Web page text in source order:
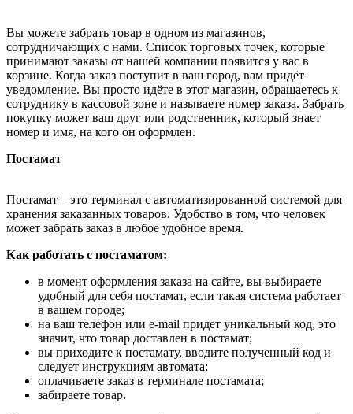
Вы можете забрать товар в одном из магазинов,
сотрудничающих с нами. Список торговых точек, которые
принимают заказы от нашей компании появится у вас в
корзине. Когда заказ поступит в ваш город, вам придёт
уведомление. Вы просто идёте в этот магазин, обращаетесь к
сотруднику в кассовой зоне и называете номер заказа. Забрать
покупку может ваш друг или родственник, который знает
номер и имя, на кого он оформлен.
Постамат
Постамат – это терминал с автоматизированной системой для
хранения заказанных товаров. Удобство в том, что человек
может забрать заказ в любое удобное время.
Как работать с постаматом:
в момент оформления заказа на сайте, вы выбираете
удобный для себя постамат, если такая система работает
в вашем городе;
на ваш телефон или e-mail придет уникальный код, это
значит, что товар доставлен в постамат;
вы приходите к постамату, вводите полученный код и
следует инструкциям автомата;
оплачиваете заказ в терминале постамата;
забираете товар.